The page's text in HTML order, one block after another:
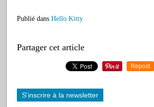
Publié dans Hello Kitty
Partager cet article
Repost
S'inscrire à la newsletter